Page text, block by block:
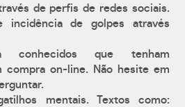
de perfis de redes sociais.
incidência de golpes através
conhecidos que tenham
compra on-line. Não hesite em
mentais. Textos como: